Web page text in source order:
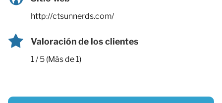
http://ctsunnerds.com/
Valoración de los clientes
1 / 5 (Más de 1)